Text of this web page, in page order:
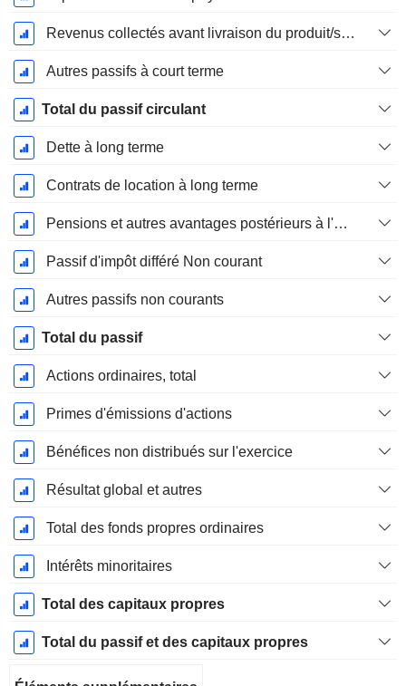
Revenus collectés avant livraison du produit/service
Autres passifs à court terme
Total du passif circulant
Dette à long terme
Contrats de location à long terme
Pensions et autres avantages postérieurs à l'emploi
Passif d'impôt différé Non courant
Autres passifs non courants
Total du passif
Actions ordinaires, total
Primes d'émissions d'actions
Bénéfices non distribués sur l'exercice
Résultat global et autres
Total des fonds propres ordinaires
Intérêts minoritaires
Total des capitaux propres
Total du passif et des capitaux propres